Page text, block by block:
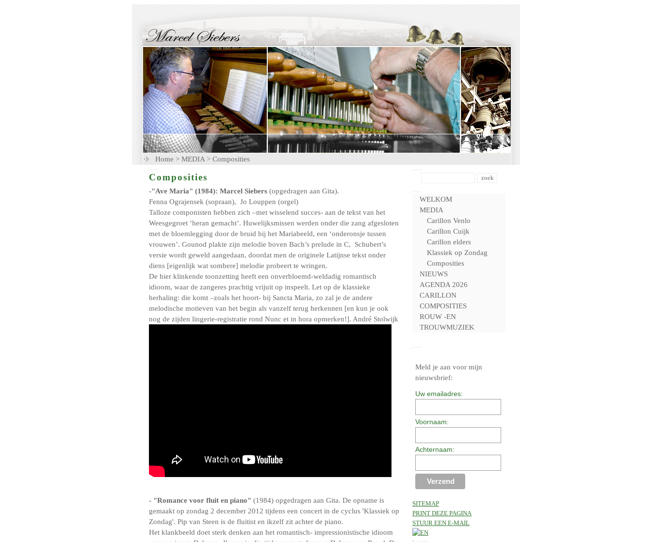
Home > MEDIA > Composities
Composities
-"Ave Maria" (1984): Marcel Siebers (opgedragen aan Gita).
Fenna Ograjensek (sopraan), Jo Louppen (orgel)
Talloze componisten hebben zich –met wisselend succes- aan de tekst van het
Weesgegroet ‘heran gemacht’. Huwelijksmissen werden onder die zang afgesloten
met de bloemlegging door de bruid bij het Mariabeeld, een ‘onderonsje tussen
vrouwen’. Gounod plakte zijn melodie boven Bach’s prelude in C, Schubert’s
versie wordt geweld aangedaan, doordat men de originele Latijnse tekst onder
diens [eigenlijk wat sombere] melodie probeert te wringen.
De hier klinkende toonzetting heeft een onverbloemd-weldadig romantisch
idioom, waar de zangeres prachtig vrijuit op inspeelt. Let op de klassieke
herhaling: die komt –zoals het hoort- bij Sancta Maria, zo zal je de andere
melodische motieven van het begin als vanzelf terug herkennen [en kun je ook
nog de zijden lingerie-registratie rond Nunc et in hora opmerken!]. André Stolwijk
- "Romance voor fluit en piano" (1984) opgedragen aan Gita. De opname is
gemaakt op zondag 2 december 2012 tijdens een concert in de cyclus 'Klassiek op
Zondag'. Pip van Steen is de fluitist en ikzelf zit achter de piano.
Het klankbeeld doet sterk denken aan het romantisch- impressionistische idioom
WELKOM
MEDIA
Carillon Venlo
Carillon Cuijk
Carillon elders
Klassiek op Zondag
Composities
NIEUWS
AGENDA 2026
CARILLON
COMPOSITIES
ROUW -EN
TROUWMUZIEK
Meld je aan voor mijn
nieuwsbrief:
Uw emailadres:
Voornaam:
Achternaam:
SITEMAP
PRINT DEZE PAGINA
STUUR EEN E-MAIL